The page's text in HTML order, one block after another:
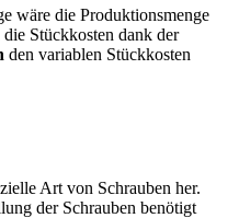
wäre die Produktionsmenge
Stückkosten dank der
den variablen Stückkosten
Art von Schrauben her.
der Schrauben benötigt